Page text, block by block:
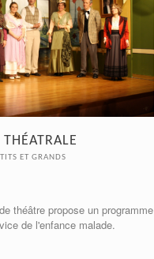
ET GRANDS
théâtre propose un programme
de l'enfance malade.